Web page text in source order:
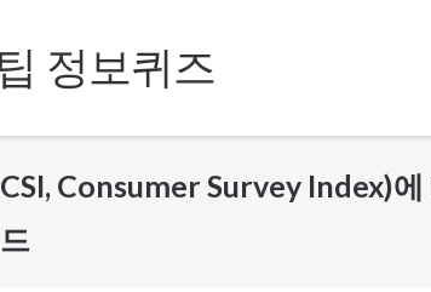
정보퀴즈
Consumer Survey Index)